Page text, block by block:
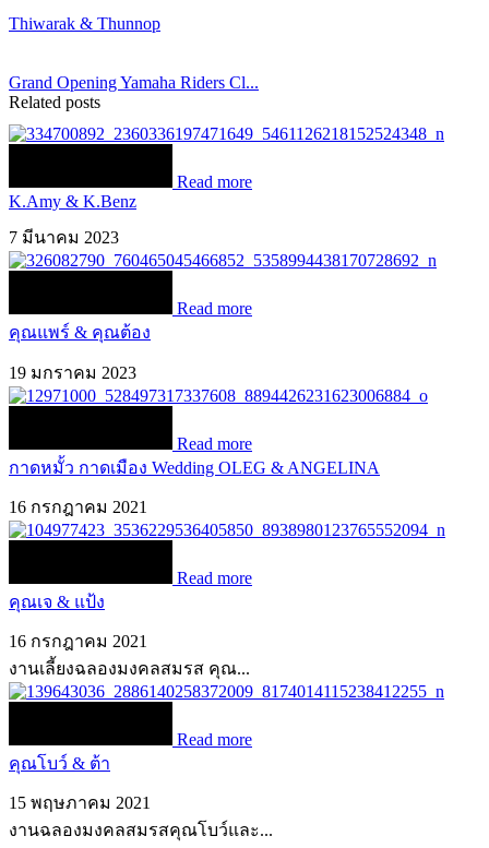
Thiwarak & Thunnop
Grand Opening Yamaha Riders Cl...
Related posts
Read more
K.Amy & K.Benz
7 มีนาคม 2023
Read more
คุณแพร์ & คุณต้อง
19 มกราคม 2023
Read more
กาดหมั้ว กาดเมือง Wedding OLEG & ANGELINA
16 กรกฎาคม 2021
Read more
คุณเจ & แป้ง
16 กรกฎาคม 2021
งานเลี้ยงฉลองมงคลสมรส คุณ...
Read more
คุณโบว์ & ต้า
15 พฤษภาคม 2021
งานฉลองมงคลสมรสคุณโบว์และ...